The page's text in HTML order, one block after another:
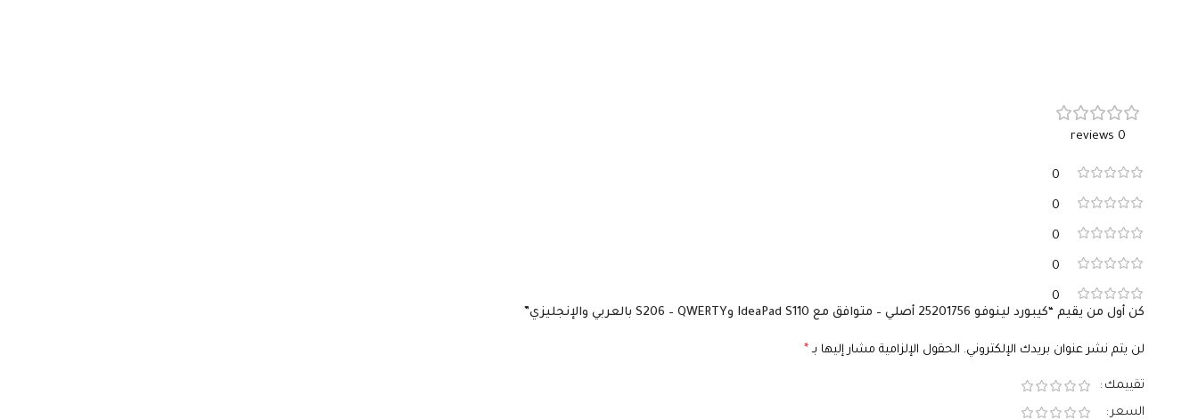
0 reviews
0
0
0
0
0
كن أول من يقيم “كيبورد لينوفو 25201756 أصلي – متوافق مع IdeaPad S110 وS206 – QWERTY بالعربي والإنجليزي”
لن يتم نشر عنوان بريدك الإلكتروني. الحقول الإلزامية مشار إليها بـ *
تقييمك
السعر